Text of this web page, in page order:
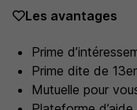
Les avantages
Prime
Prime dite de
Mutuelle pour